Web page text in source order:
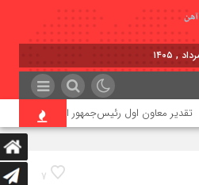
تقدیر معاون اول رئیس‌جمهور از مدیرعامل راه‌آهن
7